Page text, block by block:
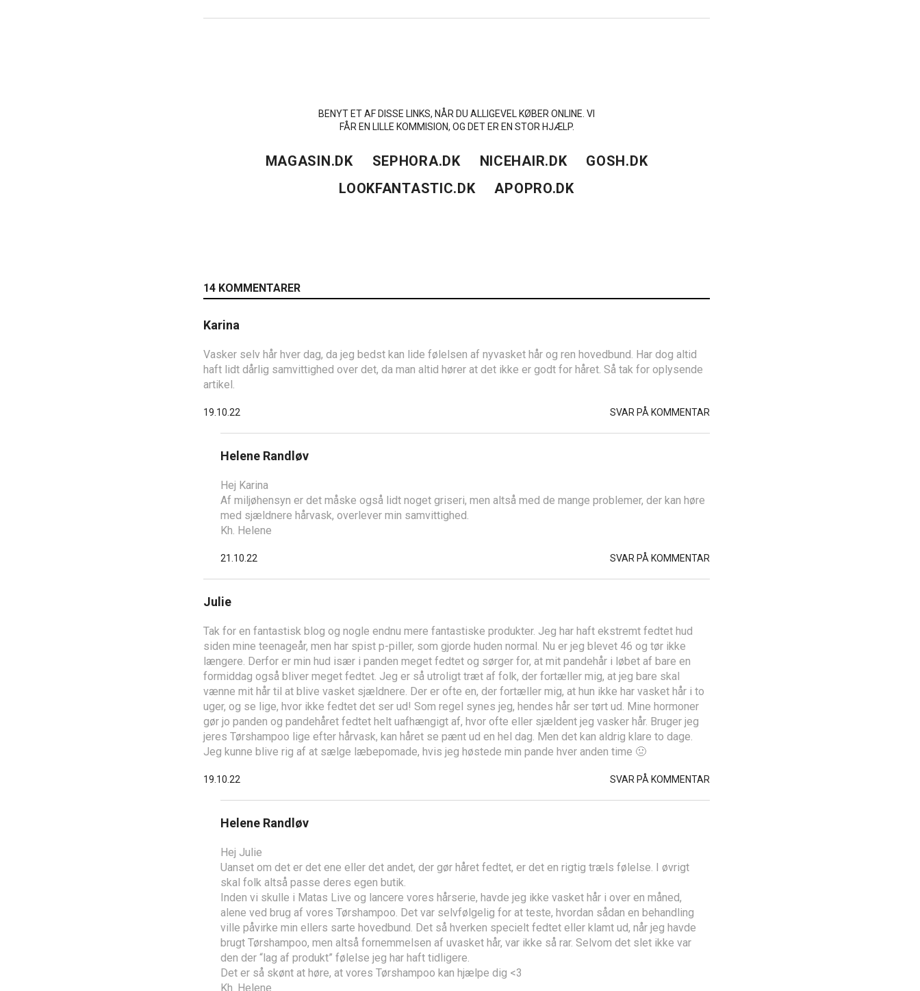
BENYT ET AF DISSE LINKS, NÅR DU ALLIGEVEL KØBER ONLINE. VI
FÅR EN LILLE KOMMISION, OG DET ER EN STOR HJÆLP.
MAGASIN.DK SEPHORA.DK NICEHAIR.DK
GOSH.DK
LOOKFANTASTIC.DK
APOPRO.DK
14 KOMMENTARER
Karina
Vasker selv hår hver dag, da jeg bedst kan lide følelsen af nyvasket hår og ren hovedbund. Har dog altid
haft lidt dårlig samvittighed over det, da man altid hører at det ikke er godt for håret. Så tak for oplysende
artikel.
19.10.22 SVAR PÅ KOMMENTAR
Helene Randløv
Hej Karina
Af miljøhensyn er det måske også lidt noget griseri, men altså med de mange problemer, der kan høre
med sjældnere hårvask, overlever min samvittighed.
Kh. Helene
21.10.22 SVAR PÅ KOMMENTAR
Julie
Tak for en fantastisk blog og nogle endnu mere fantastiske produkter. Jeg har haft ekstremt fedtet hud
siden mine teenageår, men har spist p-piller, som gjorde huden normal. Nu er jeg blevet 46 og tør ikke
længere. Derfor er min hud især i panden meget fedtet og sørger for, at mit pandehår i løbet af bare en
formiddag også bliver meget fedtet. Jeg er så utroligt træt af folk, der fortæller mig, at jeg bare skal
vænne mit hår til at blive vasket sjældnere. Der er ofte en, der fortæller mig, at hun ikke har vasket hår i to
uger, og se lige, hvor ikke fedtet det ser ud! Som regel synes jeg, hendes hår ser tørt ud. Mine hormoner
gør jo panden og pandehåret fedtet helt uafhængigt af, hvor ofte eller sjældent jeg vasker hår. Bruger jeg
jeres Tørshampoo lige efter hårvask, kan håret se pænt ud en hel dag. Men det kan aldrig klare to dage.
Jeg kunne blive rig af at sælge læbepomade, hvis jeg høstede min pande hver anden time 🤢
19.10.22 SVAR PÅ KOMMENTAR
Helene Randløv
Hej Julie
Uanset om det er det ene eller det andet, der gør håret fedtet, er det en rigtig træls følelse. I øvrigt
skal folk altså passe deres egen butik.
Inden vi skulle i Matas Live og lancere vores hårserie, havde jeg ikke vasket hår i over en måned,
alene ved brug af vores Tørshampoo. Det var selvfølgelig for at teste, hvordan sådan en behandling
ville påvirke min ellers sarte hovedbund. Det så hverken specielt fedtet eller klamt ud, når jeg havde
brugt Tørshampoo, men altså fornemmelsen af uvasket hår, var ikke så rar. Selvom det slet ikke var
den der “lag af produkt” følelse jeg har haft tidligere.
Det er så skønt at høre, at vores Tørshampoo kan hjælpe dig <3
Kh. Helene